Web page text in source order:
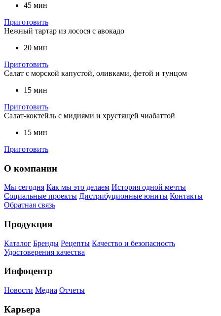
45 мин
Приготовить
Нежный тартар из лосося с авокадо
20 мин
Приготовить
Салат с морской капустой, оливками, фетой и тунцом
15 мин
Приготовить
Салат-коктейль с мидиями и хрустящей чиабаттой
15 мин
Приготовить
О компании
Мы сегодня Как мы это делаем История одной мечты
Социальные проекты Дистрибуционные юниты Контакты
Обратная связь
Продукция
Каталог Бренды Рецепты Качество и безопасность
Удостоверения качества
Инфоцентр
Новости Медиа Отчеты
Карьера